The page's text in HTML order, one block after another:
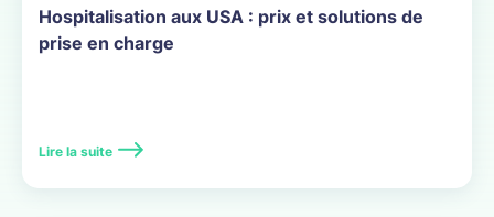
Hospitalisation aux USA : prix et solutions de
prise en charge
Lire la suite